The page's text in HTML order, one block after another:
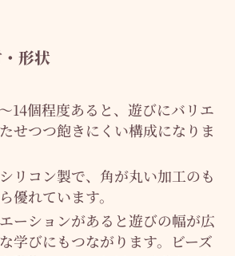
形状
14個程度あると、遊びにバリエ
せつつ飽きにくい構成になりま
リコン製で、角が丸い加工のも
優れています。
ーションがあると遊びの幅が広
学びにもつながります。ビーズ